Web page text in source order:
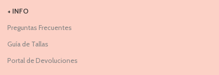
+ INFO
Preguntas Frecuentes
Guía de Tallas
Portal de Devoluciones